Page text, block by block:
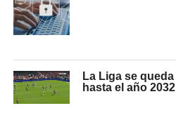
La Liga se
hasta el año 2032